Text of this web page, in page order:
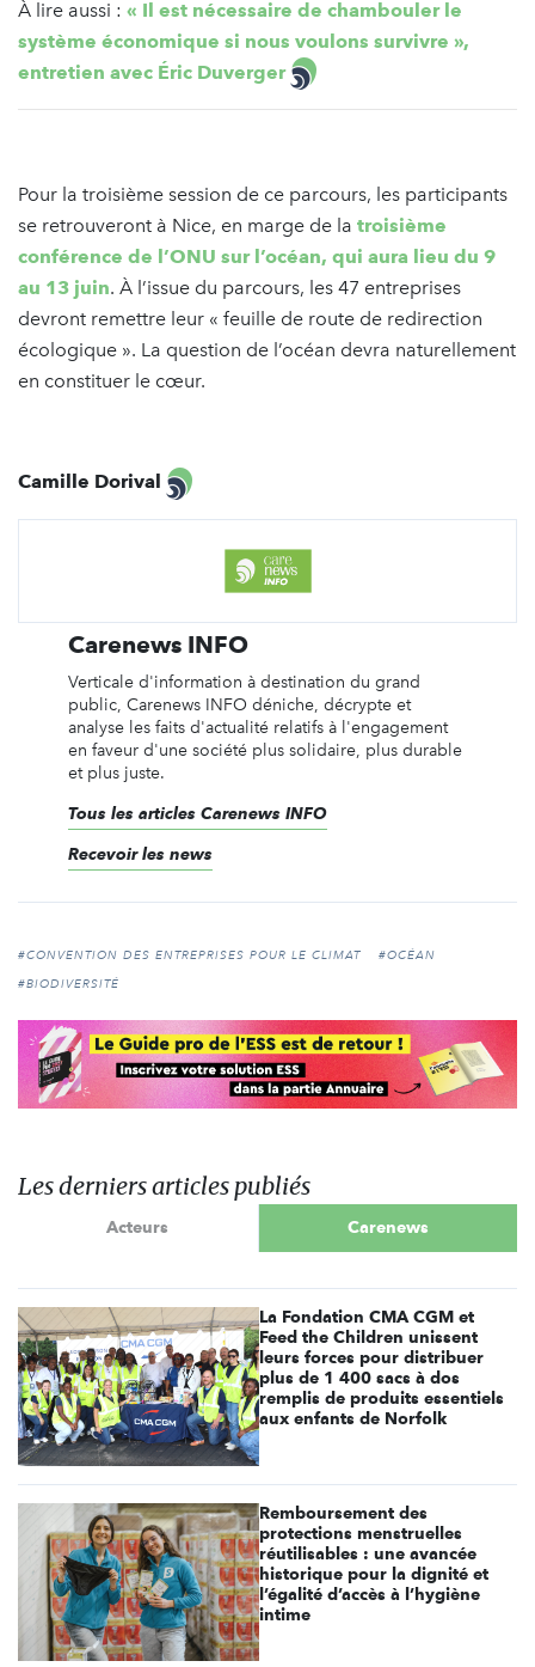
À lire aussi : « Il est nécessaire de chambouler le
système économique si nous voulons survivre »,
entretien avec Éric Duverger
Pour la troisième session de ce parcours, les participants
se retrouveront à Nice, en marge de la troisième
conférence de l’ONU sur l’océan, qui aura lieu du 9
au 13 juin. À l’issue du parcours, les 47 entreprises
devront remettre leur « feuille de route de redirection
écologique ». La question de l’océan devra naturellement
en constituer le cœur.
Camille Dorival
Carenews INFO
Verticale d'information à destination du grand
public, Carenews INFO déniche, décrypte et
analyse les faits d'actualité relatifs à l'engagement
en faveur d'une société plus solidaire, plus durable
et plus juste.
Tous les articles Carenews INFO
Recevoir les news
#CONVENTION DES ENTREPRISES POUR LE CLIMAT
#OCÉAN
#BIODIVERSITÉ
Les derniers articles publiés
Acteurs Carenews
La Fondation CMA CGM et
Feed the Children unissent
leurs forces pour distribuer
plus de 1 400 sacs à dos
remplis de produits essentiels
aux enfants de Norfolk
Remboursement des
protections menstruelles
réutilisables : une avancée
historique pour la dignité et
l’égalité d’accès à l’hygiène
intime